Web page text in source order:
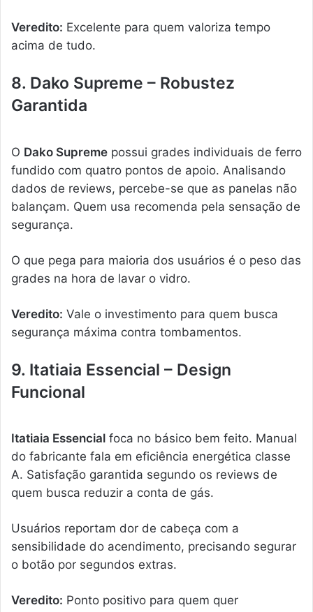
Veredito: Excelente para quem valoriza tempo
acima de tudo.
8. Dako Supreme – Robustez
Garantida
O Dako Supreme possui grades individuais de ferro
fundido com quatro pontos de apoio. Analisando
dados de reviews, percebe-se que as panelas não
balançam. Quem usa recomenda pela sensação de
segurança.
O que pega para maioria dos usuários é o peso das
grades na hora de lavar o vidro.
Veredito: Vale o investimento para quem busca
segurança máxima contra tombamentos.
9. Itatiaia Essencial – Design
Funcional
Itatiaia Essencial foca no básico bem feito. Manual
do fabricante fala em eficiência energética classe
A. Satisfação garantida segundo os reviews de
quem busca reduzir a conta de gás.
Usuários reportam dor de cabeça com a
sensibilidade do acendimento, precisando segurar
o botão por segundos extras.
Veredito: Ponto positivo para quem quer